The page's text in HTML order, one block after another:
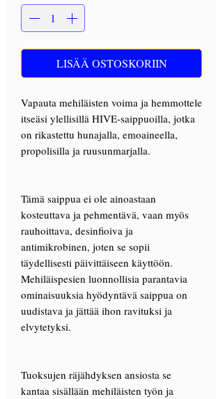
LISÄÄ OSTOSKORIIN
Vapauta mehiläisten voima ja hemmottele
itseäsi ylellisillä HIVE-saippuoilla, jotka
on rikastettu hunajalla, emoaineella,
propolisilla ja ruusunmarjalla.
Tämä saippua ei ole ainoastaan
kosteuttava ja pehmentävä, vaan myös
rauhoittava, desinfioiva ja
antimikrobinen, joten se sopii
täydellisesti päivittäiseen käyttöön.
Mehiläispesien luonnollisia parantavia
ominaisuuksia hyödyntävä saippua on
uudistava ja jättää ihon ravituksi ja
elvytetyksi.
Tuoksujen räjähdyksen ansiosta se
kantaa sisällään mehiläisten työn ja